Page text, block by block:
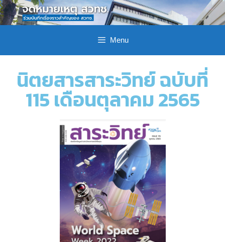
Menu
นิตยสารสาระวิทย์ ฉบับที่
115 เดือนตุลาคม 2565